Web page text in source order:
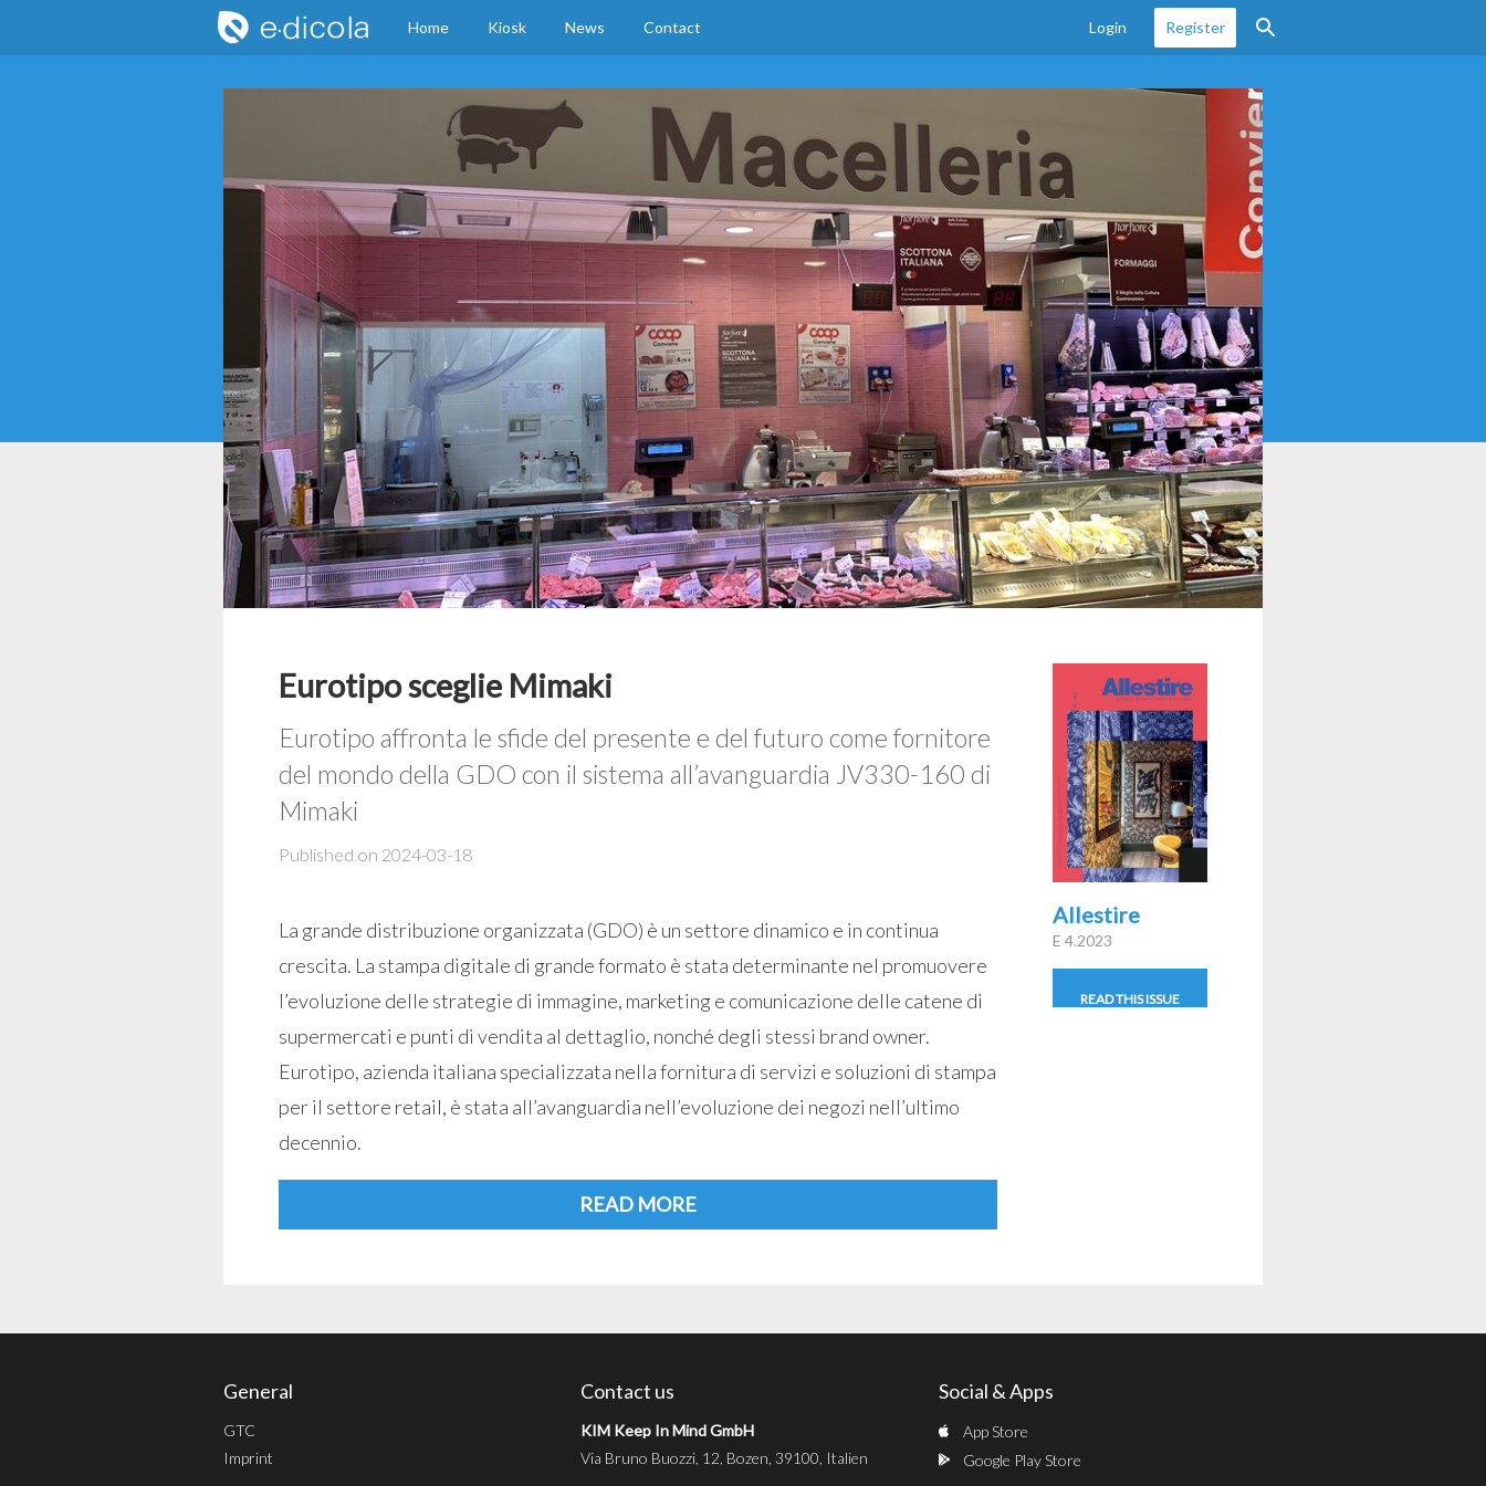
Home Kiosk News Contact Login Register
Eurotipo sceglie Mimaki
Eurotipo affronta le sfide del presente e del futuro come fornitore
del mondo della GDO con il sistema all’avanguardia JV330-160 di
Mimaki
Published on 2024-03-18
La grande distribuzione organizzata (GDO) è un settore dinamico e in continua
crescita. La stampa digitale di grande formato è stata determinante nel promuovere
l’evoluzione delle strategie di immagine, marketing e comunicazione delle catene di
supermercati e punti di vendita al dettaglio, nonché degli stessi brand owner.
Eurotipo, azienda italiana specializzata nella fornitura di servizi e soluzioni di stampa
per il settore retail, è stata all’avanguardia nell’evoluzione dei negozi nell’ultimo
decennio.
READ MORE
Allestire
E 4.2023
READ THIS ISSUE
General
GTC
Imprint
Contact us
KIM Keep In Mind GmbH
Via Bruno Buozzi, 12, Bozen, 39100, Italien
Social & Apps
App Store
Google Play Store